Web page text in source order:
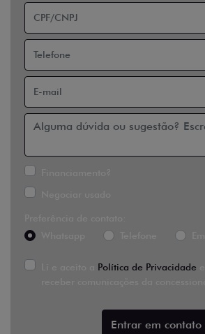
Política de Privacidade
Entrar em contato